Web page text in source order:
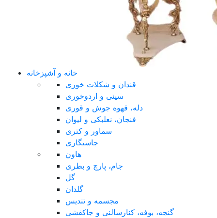
خانه و آشپزخانه
قندان و شکلات خوری
سینی و اردوخوری
دله، قهوه جوش و قوری
فنجان، نعلبکی و لیوان
سماور و کتری
جاسیگاری
هاون
جام، پارچ و بطری
گل
گلدان
مجسمه و تندیس
گنجه، بوفه، کنارسالنی و جاکفشی